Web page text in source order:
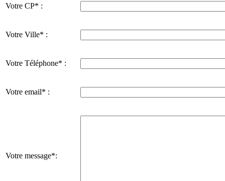
Votre CP* :
Votre Ville* :
Votre Téléphone* :
Votre email* :
Votre message*: